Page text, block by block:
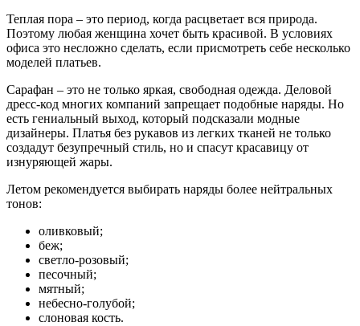
Теплая пора – это период, когда расцветает вся природа.
Поэтому любая женщина хочет быть красивой. В условиях
офиса это несложно сделать, если присмотреть себе несколько
моделей платьев.
Сарафан – это не только яркая, свободная одежда. Деловой
дресс-код многих компаний запрещает подобные наряды. Но
есть гениальный выход, который подсказали модные
дизайнеры. Платья без рукавов из легких тканей не только
создадут безупречный стиль, но и спасут красавицу от
изнуряющей жары.
Летом рекомендуется выбирать наряды более нейтральных
тонов:
оливковый;
беж;
светло-розовый;
песочный;
мятный;
небесно-голубой;
слоновая кость.